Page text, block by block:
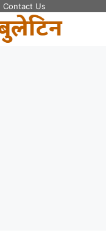
Contact Us